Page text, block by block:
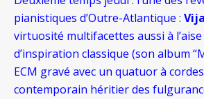
pianistiques d’Outre-Atlantique :
virtuosité multifacettes aussi à
d’inspiration classique (son album
ECM gravé avec un quatuor à
contemporain héritier des